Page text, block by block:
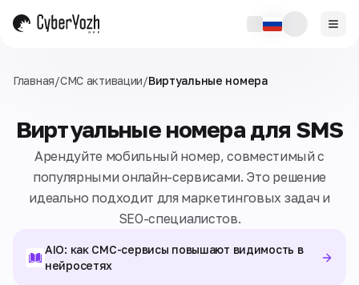
Главная/СМС активации/Виртуальные номера
Виртуальные номера для SMS
Арендуйте мобильный номер, совместимый с
популярными онлайн-сервисами. Это решение
идеально подходит для маркетинговых задач и
SEO-специалистов.
AIO: как СМС-сервисы повышают видимость в
нейросетях